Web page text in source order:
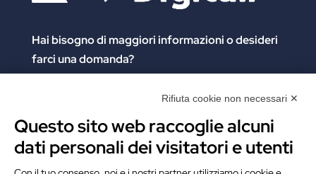
Hai bisogno di maggiori informazionio desideri
farci una domanda?
Clicca e compila il form. Verrai contattato
Contattaci
Alchimie Digitali Srl
Rifiuta cookie non necessari ✕
Questo sito web raccoglie alcuni
dati personali dei visitatori e utenti